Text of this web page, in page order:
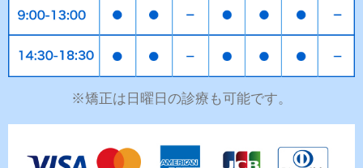
※矯正は日曜日の診療も可能です。